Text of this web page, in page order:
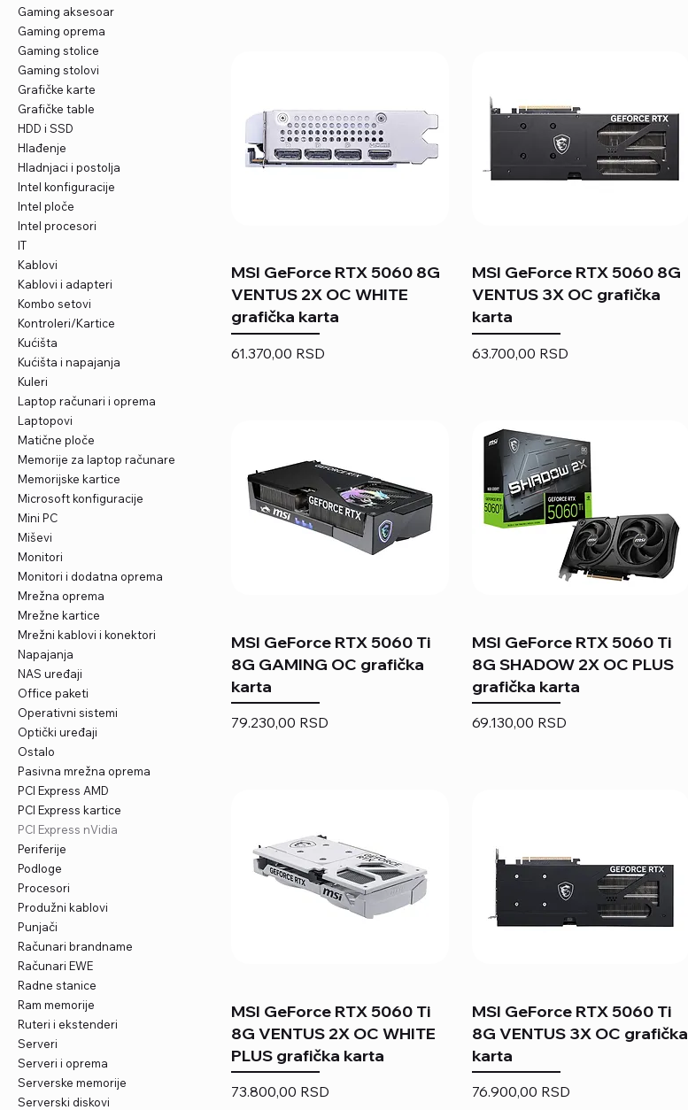
Gaming aksesoar
Gaming oprema
Gaming stolice
Gaming stolovi
Grafičke karte
Grafičke table
HDD i SSD
Hlađenje
Hladnjaci i postolja
Intel konfiguracije
Intel ploče
Intel procesori
IT
Kablovi
Kablovi i adapteri
Kombo setovi
Kontroleri/Kartice
Kućišta
Kućišta i napajanja
Kuleri
Laptop računari i oprema
Laptopovi
Matične ploče
Memorije za laptop računare
Memorijske kartice
Microsoft konfiguracije
Mini PC
Miševi
Monitori
Monitori i dodatna oprema
Mrežna oprema
Mrežne kartice
Mrežni kablovi i konektori
Napajanja
NAS uređaji
Office paketi
Operativni sistemi
Optički uređaji
Ostalo
Pasivna mrežna oprema
PCI Express AMD
PCI Express kartice
PCI Express nVidia
Periferije
Podloge
Procesori
Produžni kablovi
Punjači
Računari brandname
Računari EWE
Radne stanice
Ram memorije
Ruteri i ekstenderi
Serveri
Serveri i oprema
Serverske memorije
Serverski diskovi
MSI GeForce RTX 5060 8G
VENTUS 2X OC WHITE
grafička karta
Price
61.370,00 RSD
MSI GeForce RTX 5060 8G
VENTUS 3X OC grafička
karta
Price
63.700,00 RSD
MSI GeForce RTX 5060 Ti
8G GAMING OC grafička
karta
Price
79.230,00 RSD
MSI GeForce RTX 5060 Ti
8G SHADOW 2X OC PLUS
grafička karta
Price
69.130,00 RSD
MSI GeForce RTX 5060 Ti
8G VENTUS 2X OC WHITE
PLUS grafička karta
Price
73.800,00 RSD
MSI GeForce RTX 5060 Ti
8G VENTUS 3X OC grafička
karta
Price
76.900,00 RSD